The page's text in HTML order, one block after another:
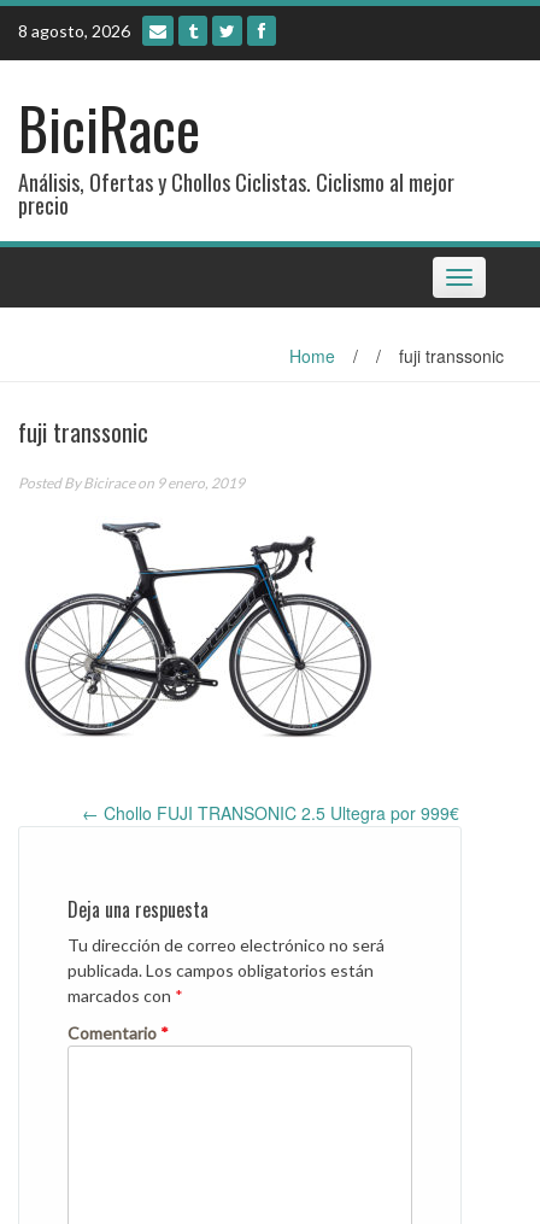
Skip
content
8 agosto, 2026
BiciRace
Análisis, Ofertas y Chollos Ciclistas. Ciclismo al mejor
precio
Toggle
navigation
Home / / fuji transsonic
fuji transsonic
Posted ByBiciraceon 9 enero, 2019
Post
← Chollo FUJI TRANSONIC 2.5 Ultegra por 999€
Deja una respuesta
Tu dirección de correo electrónico no será
publicada.Los campos obligatorios están
marcados con *
Comentario *